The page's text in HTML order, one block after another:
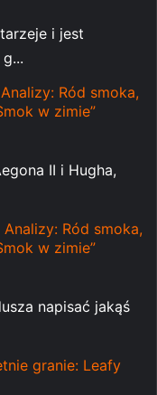
i jest
Ród smoka,
w zimie”
II i Hugha,
Ród smoka,
w zimie”
napisać jakąś
granie: Leafy